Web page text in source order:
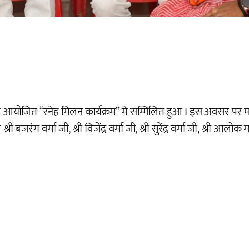
“स्नेह मिलन कार्यक्रम” मे सम्मिलित हुआ I इस अवसर पर
बजरंग वर्मा जी, श्री विजेंद्र वर्मा जी, श्री सुरेंद्र वर्मा जी, श्री